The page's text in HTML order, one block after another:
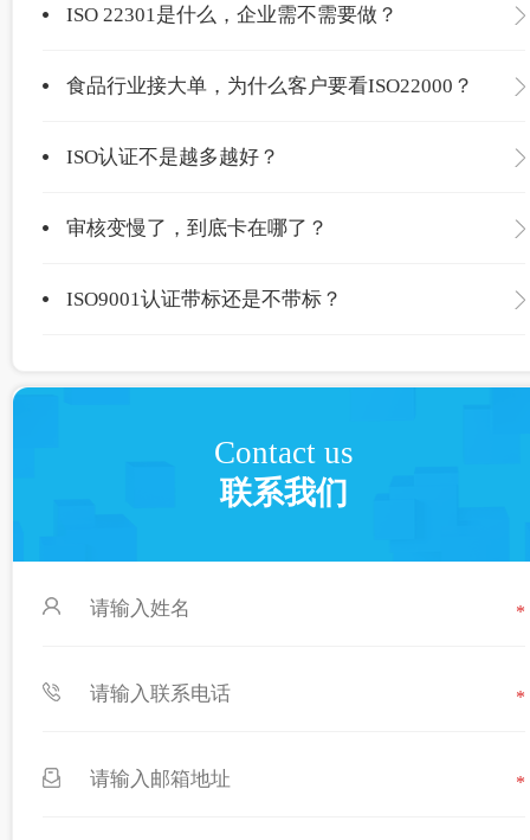
ISO 22301是什么，企业需不需要做？
食品行业接大单，为什么客户要看ISO22000？
ISO认证不是越多越好？
审核变慢了，到底卡在哪了？
ISO9001认证带标还是不带标？
Contact us
联系我们
*
*
*